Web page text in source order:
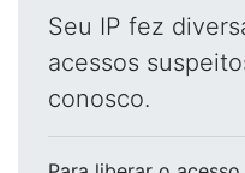
Seu IP fez
acessos
conosco.